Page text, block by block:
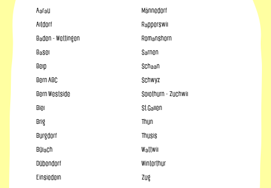
Aarau
Altdorf
Baden - Wettingen
Basel
Belp
Bern ABC
Bern Westside
Biel
Brig
Burgdorf
Bülach
Dübendorf
Einsiedeln
Männedorf
Rapperswil
Romanshorn
Sarnen
Schaan
Schwyz
Solothurn - Zuchwil
St.Gallen
Thun
Thusis
Wattwil
Winterthur
Zug